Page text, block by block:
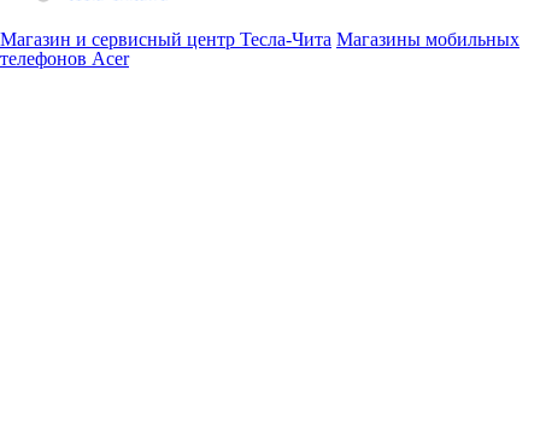
Магазин и сервисный центр Тесла-Чита Магазины мобильных
телефонов Acer